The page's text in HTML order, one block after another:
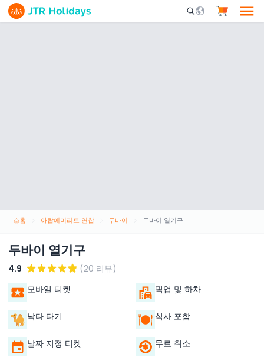
Mobile Search
홈 아랍에미리트 연합 두바이 두바이 열기구
두바이 열기구
4.9
(20 리뷰)
모바일 티켓
픽업 및 하차
낙타 타기 식사 포함
날짜 지정 티켓 무료 취소